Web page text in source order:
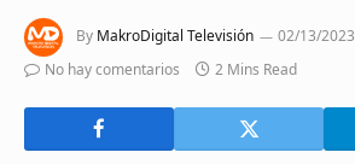
By MakroDigital Televisión
02/13/2023
No hay comentarios
2 Mins Read